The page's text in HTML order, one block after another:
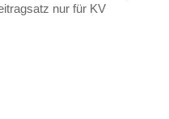
nur für KV